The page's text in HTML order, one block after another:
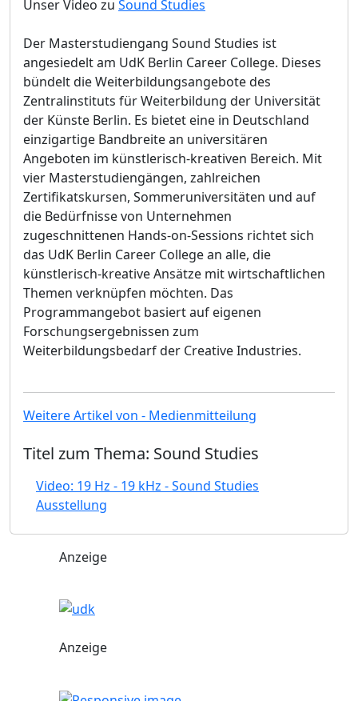
Unser Video zu Sound Studies
Der Masterstudiengang Sound Studies ist
angesiedelt am UdK Berlin Career College. Dieses
bündelt die Weiterbildungsangebote des
Zentralinstituts für Weiterbildung der Universität
der Künste Berlin. Es bietet eine in Deutschland
einzigartige Bandbreite an universitären
Angeboten im künstlerisch-kreativen Bereich. Mit
vier Masterstudiengängen, zahlreichen
Zertifikatskursen, Sommeruniversitäten und auf
die Bedürfnisse von Unternehmen
zugeschnittenen Hands-on-Sessions richtet sich
das UdK Berlin Career College an alle, die
künstlerisch-kreative Ansätze mit wirtschaftlichen
Themen verknüpfen möchten. Das
Programmangebot basiert auf eigenen
Forschungsergebnissen zum
Weiterbildungsbedarf der Creative Industries.
Weitere Artikel von - Medienmitteilung
Titel zum Thema: Sound Studies
Video: 19 Hz - 19 kHz - Sound Studies
Ausstellung
Anzeige
Anzeige